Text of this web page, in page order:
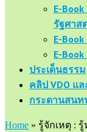
E-
รัฐศาส
E-
E-
ประเด็นธรรม
คลิป VDO แ
กระดานสนท
Home » รู้จักเหตุ :